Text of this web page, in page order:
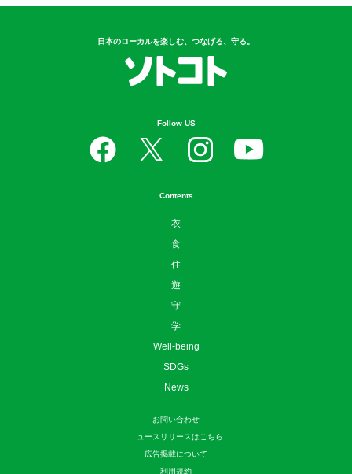
日本のローカルを楽しむ、つなげる、守る。
Follow US
Contents
衣
食
住
遊
守
学
Well-being
SDGs
News
お問い合わせ
ニュースリリースはこちら
広告掲載について
利用規約